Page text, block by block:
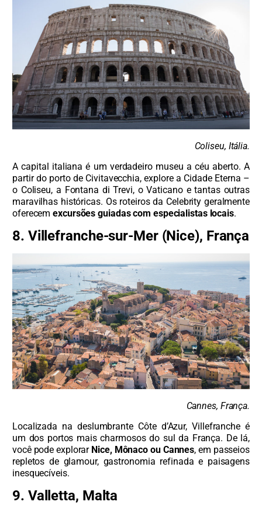
Coliseu, Itália.
A capital italiana é um verdadeiro museu a céu aberto. A
partir do porto de Civitavecchia, explore a Cidade Eterna –
o Coliseu, a Fontana di Trevi, o Vaticano e tantas outras
maravilhas históricas. Os roteiros da Celebrity geralmente
oferecemexcursões guiadas com especialistas locais.
8. Villefranche-sur-Mer (Nice), França
Cannes, França.
Localizada na deslumbrante Côte d’Azur, Villefranche é
um dos portos mais charmosos do sul da França. De lá,
você pode explorar Nice, Mônaco ou Cannes, em passeios
repletos de glamour, gastronomia refinada e paisagens
inesquecíveis.
9. Valletta, Malta